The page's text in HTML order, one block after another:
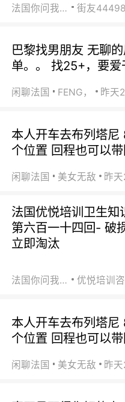
法国你问我答
巴黎找男朋友 无聊
单。。 找25+，要
闲聊法国 FENG， 昨天
本人开车去布列塔
个位置 回程也可以
闲聊法国 美女无敌 昨
法国优悦培训卫生知
第六百一十四回- 破
立即淘汰
法国你问我答
本人开车去布列塔
个位置 回程也可以
闲聊法国 美女无敌 昨